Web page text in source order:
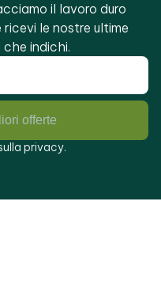
il lavoro duro
le nostre ultime
indichi.
offerte
privacy.